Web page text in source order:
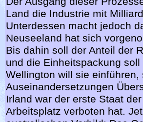
Land die Industrie mit
Unterdessen macht jedoch
Neuseeland hat sich
Bis dahin soll der Anteil der
und die Einheitspackung
Wellington will sie
Auseinandersetzungen
Irland war der erste Staat
Arbeitsplatz verboten hat.